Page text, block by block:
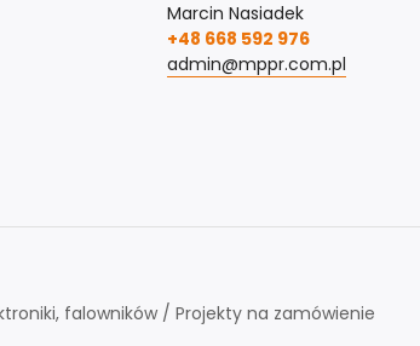
Marcin Nasiadek
+48 668 592 976
admin@mppr.com.pl
falowników / Projekty na zamówienie